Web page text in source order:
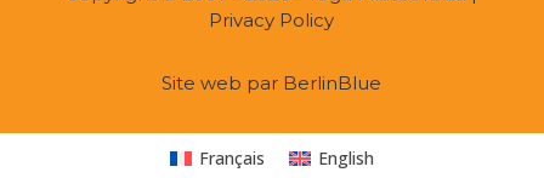
Privacy Policy
Site web par BerlinBlue
Français English